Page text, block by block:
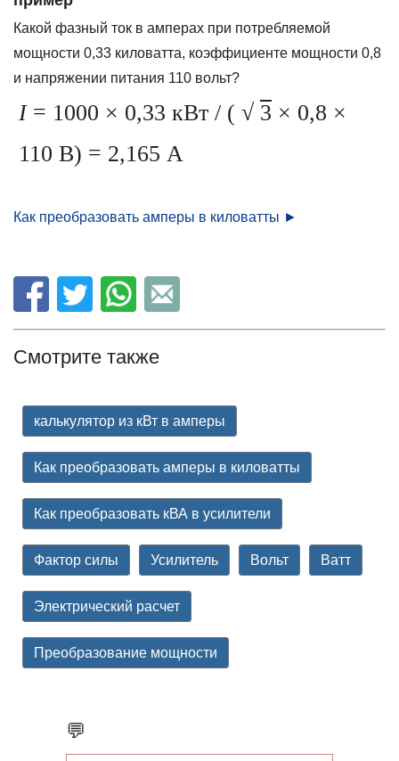
Какой фазный ток в амперах при потребляемой
мощности 0,33 киловатта, коэффициенте мощности 0,8
и напряжении питания 110 вольт?
I= 1000 × 0,33 кВт / ( √ 3 × 0,8 ×
110 В) = 2,165 А
Как преобразовать амперы в киловатты ►
Смотрите также
калькулятор из кВт в амперы
Как преобразовать амперы в киловатты
Как преобразовать кВА в усилители
Фактор силы Усилитель Вольт Ватт
Электрический расчет
Преобразование мощности
💬